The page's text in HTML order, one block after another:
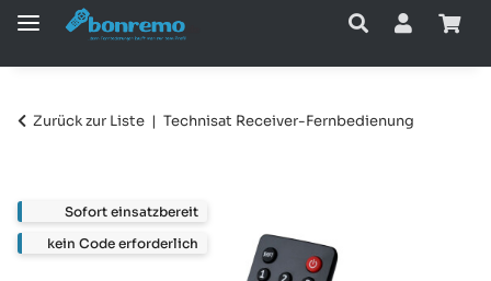
Zurück zur Liste Technisat Receiver-Fernbedienung